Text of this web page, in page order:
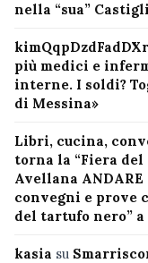
nella “sua”
più medici e
interne. I soldi?
di Messina»
Libri, cucina,
torna la “Fiera
Avellana ANDARE
convegni e prove
del tartufo nero”
kasia su